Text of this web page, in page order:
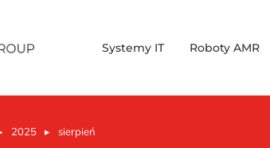
Systemy IT Roboty AMR
2025 sierpień